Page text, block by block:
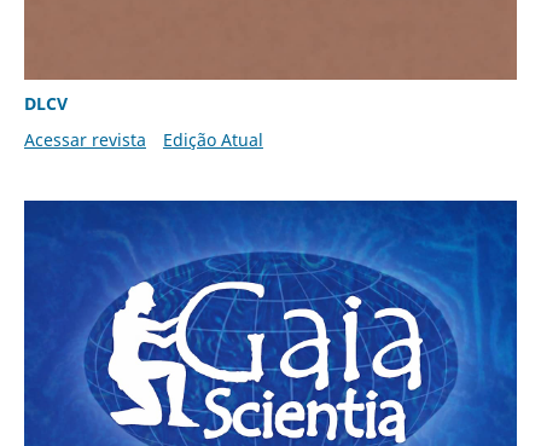
DLCV
Acessar revista
Edição Atual